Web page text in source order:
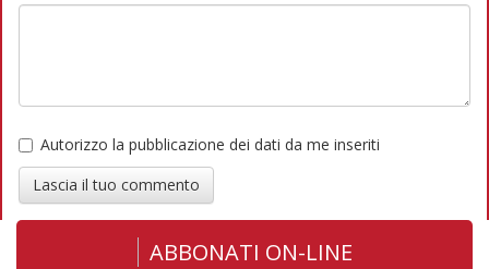
Autorizzo la pubblicazione dei dati da me inseriti
Lascia il tuo commento
ABBONATI ON-LINE